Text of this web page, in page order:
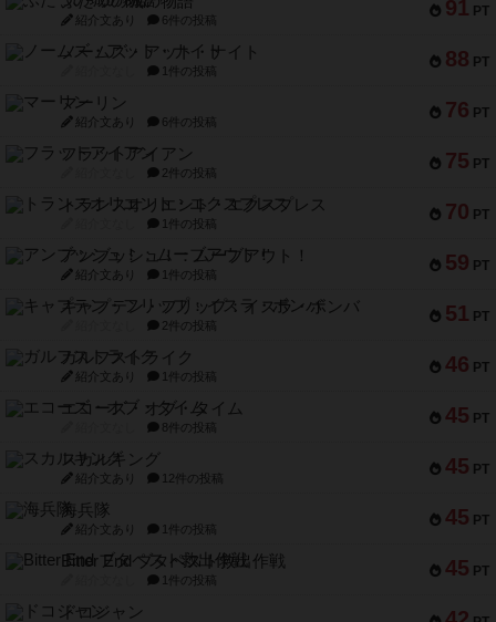
91 PT
紹介文あり 6件の投稿
88 PT
ノームズ・アット・ナイト
1件の投稿
76 PT
マーリン
紹介文あり 6件の投稿
75 PT
フラットアイアン
2件の投稿
70 PT
トランスオリエント・エクスプレス
1件の投稿
59 PT
アンブッシュ！：ムーブアウト！
紹介文あり 1件の投稿
51 PT
キャプテン・フリップ：イスラ・ボンバ
2件の投稿
46 PT
ガルフストライク
紹介文あり 1件の投稿
45 PT
エコーズ・オブ・タイム
8件の投稿
45 PT
スカルキング
紹介文あり 12件の投稿
45 PT
海兵隊
紹介文あり 1件の投稿
45 PT
Bitter End ブタペスト救出作戦
1件の投稿
ドコジャン